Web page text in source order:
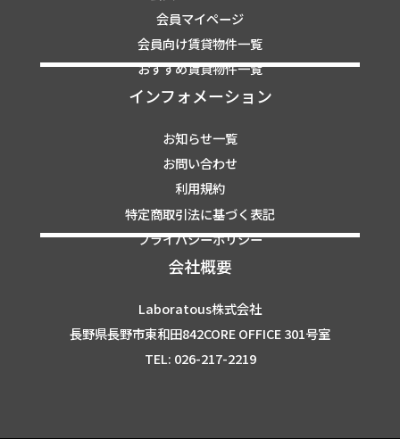
会員マイページ
会員向け賃貸物件一覧
おすすめ賃貸物件一覧
インフォメーション
お知らせ一覧
お問い合わせ
利用規約
特定商取引法に基づく表記
プライバシーポリシー
会社概要
Laboratous株式会社
長野県長野市東和田842CORE OFFICE 301号室
TEL: 026-217-2219